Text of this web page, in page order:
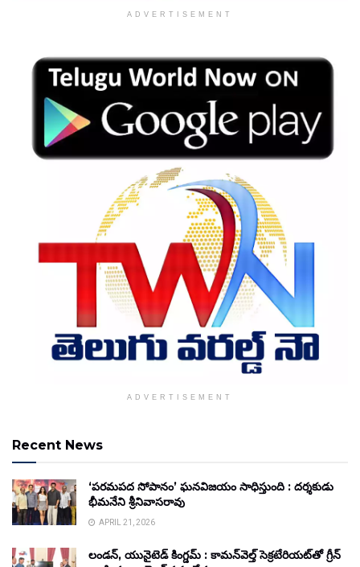
ADVERTISEMENT
ADVERTISEMENT
Recent News
‘పరమపద సోపానం’ ఘనవిజయం సాధిస్తుంది : దర్శకుడు
భీమనేని శ్రీనివాసరావు
APRIL 21, 2026
లండన్, యునైటెడ్ కింగ్డమ్ : కామన్‌వెల్త్ సెక్రటేరియట్‌తో గ్రీన్